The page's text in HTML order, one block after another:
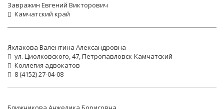
Завражин Евгений Викторович
Камчатский край
Яхлакова Валентина Александровна
ул. Циолковского, 47, Петропавловск-Камчатский
Коллегия адвокатов
8 (4152) 27-04-08